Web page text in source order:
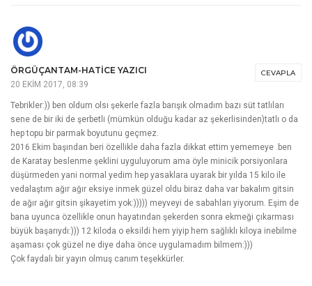
CEVAPLA
ÖRGÜÇANTAM-HATICE YAZICI
20 EKIM 2017, 08:39
Tebrikler:)) ben oldum olsı şekerle fazla barışık olmadım bazı süt tatlıları
sene de bir iki de şerbetli (mümkün olduğu kadar az şekerlisinden)tatlı o da
hep topu bir parmak boyutunu geçmez.
2016 Ekim başından beri özellikle daha fazla dikkat ettim yememeye .ben
de Karatay beslenme şeklini uyguluyorum ama öyle minicik porsiyonlara
düşürmeden yani normal yedim hep yasaklara uyarak bir yılda 15 kilo ile
vedalaştım ağır ağır eksiye inmek güzel oldu biraz daha var bakalım gitsin
de ağır ağır gitsin şikayetim yok:))))) meyveyi de sabahları yiyorum. Eşim de
bana uyunca özellikle onun hayatından şekerden sonra ekmeği çıkarması
büyük başarıydı:))) 12 kiloda o eksildi hem yiyip hem sağlıklı kiloya inebilme
aşaması çok güzel ne diye daha önce uygulamadım bilmem:)))
Çok faydalı bir yayın olmuş canım teşekkürler.